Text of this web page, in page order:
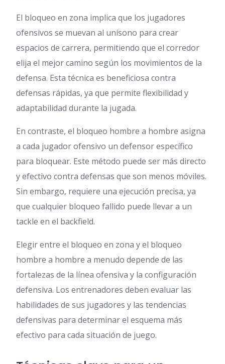
El bloqueo en zona implica que los jugadores
ofensivos se muevan al unísono para crear
espacios de carrera, permitiendo que el corredor
elija el mejor camino según los movimientos de la
defensa. Esta técnica es beneficiosa contra
defensas rápidas, ya que permite flexibilidad y
adaptabilidad durante la jugada.
En contraste, el bloqueo hombre a hombre asigna
a cada jugador ofensivo un defensor específico
para bloquear. Este método puede ser más directo
y efectivo contra defensas que son menos móviles.
Sin embargo, requiere una ejecución precisa, ya
que cualquier bloqueo fallido puede llevar a un
tackle en el backfield.
Elegir entre el bloqueo en zona y el bloqueo
hombre a hombre a menudo depende de las
fortalezas de la línea ofensiva y la configuración
defensiva. Los entrenadores deben evaluar las
habilidades de sus jugadores y las tendencias
defensivas para determinar el esquema más
efectivo para cada situación de juego.